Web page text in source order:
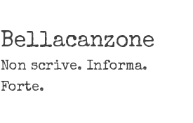
Bellacanzone
Non scrive. Informa.
Forte.